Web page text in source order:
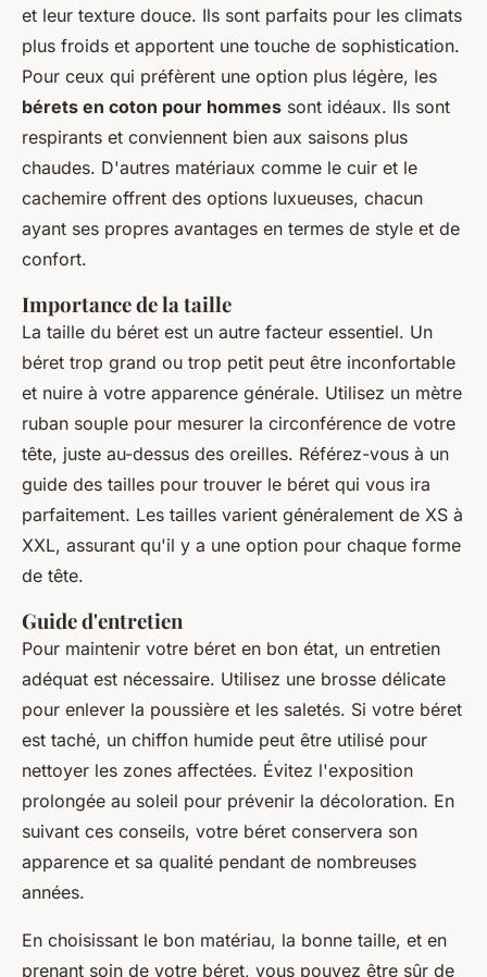
et leur texture douce. Ils sont parfaits pour les climats
plus froids et apportent une touche de sophistication.
Pour ceux qui préfèrent une option plus légère, les
bérets en coton pour hommes sont idéaux. Ils sont
respirants et conviennent bien aux saisons plus
chaudes. D'autres matériaux comme le cuir et le
cachemire offrent des options luxueuses, chacun
ayant ses propres avantages en termes de style et de
confort.
Importance de la taille
La taille du béret est un autre facteur essentiel. Un
béret trop grand ou trop petit peut être inconfortable
et nuire à votre apparence générale. Utilisez un mètre
ruban souple pour mesurer la circonférence de votre
tête, juste au-dessus des oreilles. Référez-vous à un
guide des tailles pour trouver le béret qui vous ira
parfaitement. Les tailles varient généralement de XS à
XXL, assurant qu'il y a une option pour chaque forme
de tête.
Guide d'entretien
Pour maintenir votre béret en bon état, un entretien
adéquat est nécessaire. Utilisez une brosse délicate
pour enlever la poussière et les saletés. Si votre béret
est taché, un chiffon humide peut être utilisé pour
nettoyer les zones affectées. Évitez l'exposition
prolongée au soleil pour prévenir la décoloration. En
suivant ces conseils, votre béret conservera son
apparence et sa qualité pendant de nombreuses
années.
En choisissant le bon matériau, la bonne taille, et en
prenant soin de votre béret, vous pouvez être sûr de